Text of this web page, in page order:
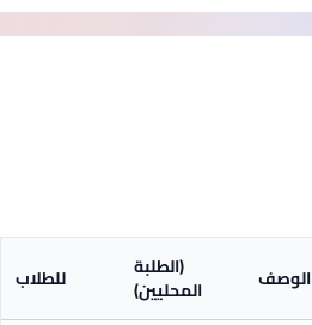
الوصف (الطلبة
المحليين) للطلاب